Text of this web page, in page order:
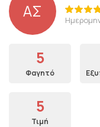
ΑΣ
5
Φαγητό
5
Τιμή